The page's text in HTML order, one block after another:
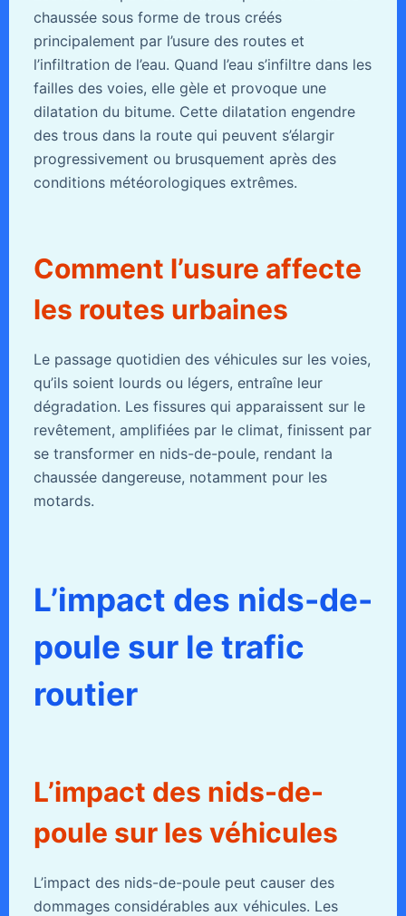
chaussée sous forme de trous créés
principalement par l’usure des routes et
l’infiltration de l’eau. Quand l’eau s’infiltre dans les
failles des voies, elle gèle et provoque une
dilatation du bitume. Cette dilatation engendre
des trous dans la route qui peuvent s’élargir
progressivement ou brusquement après des
conditions météorologiques extrêmes.
Comment l’usure affecte
les routes urbaines
Le passage quotidien des véhicules sur les voies,
qu’ils soient lourds ou légers, entraîne leur
dégradation. Les fissures qui apparaissent sur le
revêtement, amplifiées par le climat, finissent par
se transformer en nids-de-poule, rendant la
chaussée dangereuse, notamment pour les
motards.
L’impact des nids-de-
poule sur le trafic
routier
L’impact des nids-de-
poule sur les véhicules
L’impact des nids-de-poule peut causer des
dommages considérables aux véhicules. Les